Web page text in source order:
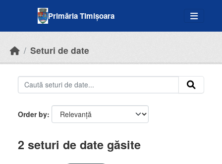
Primăria Timișoara
Seturi de date
Order by
2 seturi de date găsite